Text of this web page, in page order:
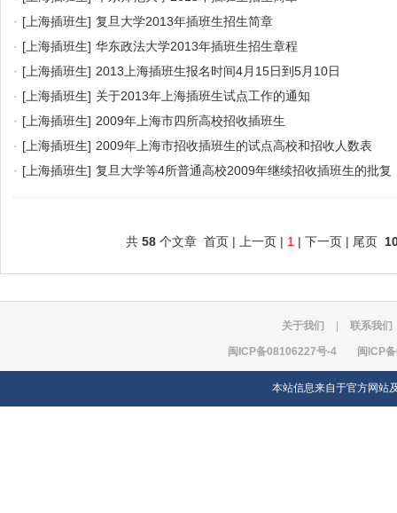
· [上海插班生] 复旦大学2013年插班生招生简章
· [上海插班生] 华东政法大学2013年插班生招生章程
· [上海插班生] 2013上海插班生报名时间4月15日到5月10日
· [上海插班生] 关于2013年上海插班生试点工作的通知
· [上海插班生] 2009年上海市四所高校招收插班生
· [上海插班生] 2009年上海市招收插班生的试点高校和招收人数表
· [上海插班生] 复旦大学等4所普通高校2009年继续招收插班生的批复
共 58 个文章 首页 | 上一页 | 1 | 下一页 | 尾页
关于我们 联系我们
闽ICP备08106227号-4 闽ICP
本站信息来自于官方网站